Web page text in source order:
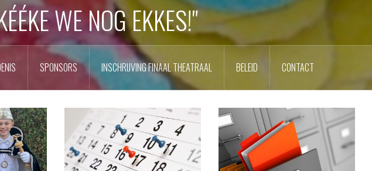
WE NOG EKKES!"
SPONSORS INSCHRIJVING FINAAL THEATRAAL BELEID CONTACT